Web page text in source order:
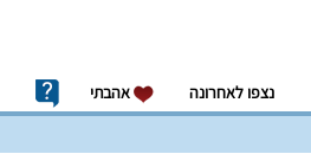
נצפו לאחרונה אהבתי